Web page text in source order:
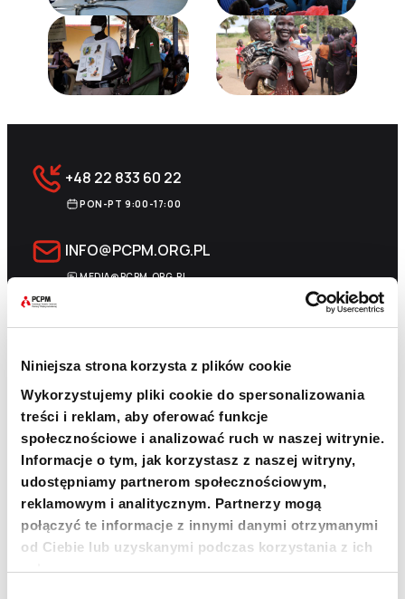
Niniejsza strona korzysta z plików cookie
Wykorzystujemy pliki cookie do spersonalizowania
treści i reklam, aby oferować funkcje
społecznościowe i analizować ruch w naszej witrynie.
Informacje o tym, jak korzystasz z naszej witryny,
udostępniamy partnerom społecznościowym,
reklamowym i analitycznym. Partnerzy mogą
połączyć te informacje z innymi danymi otrzymanymi
od Ciebie lub uzyskanymi podczas korzystania z ich
usług.
+48 22 833 60 22
PON-PT 9:00-17:00
INFO@PCPM.ORG.PL
MEDIA@PCPM.ORG.PL
KRS0000259298
18 1140 1010 0000 5228 6800 1001
SKOPIUJ NUMER KONTA WIĘCEJ
Newsletter